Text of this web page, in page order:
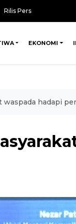
Rilis Pers
EKONOMI
hadapi